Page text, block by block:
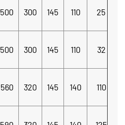
500 300 145 110 25
500 300 145 110 32
560 320 145 140 110